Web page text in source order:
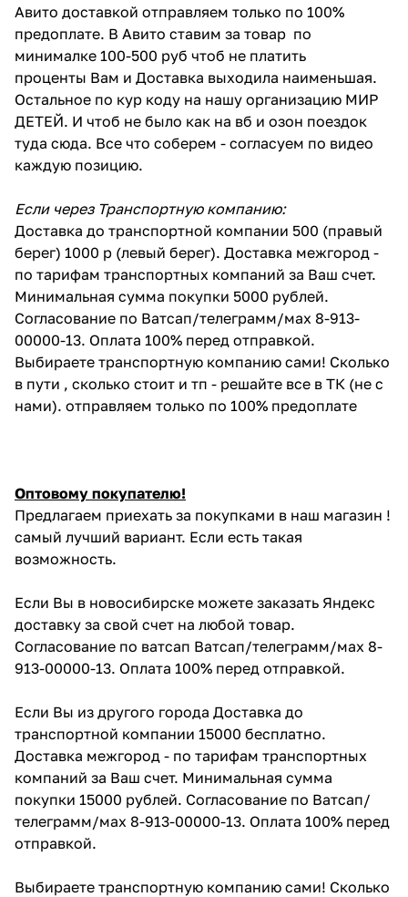
Авито доставкой отправляем только по 100%
предоплате. В Авито ставим за товар по
минималке 100-500 руб чтоб не платить
проценты Вам и Доставка выходила наименьшая.
Остальное по кур коду на нашу организацию МИР
ДЕТЕЙ. И чтоб не было как на вб и озон поездок
туда сюда. Все что соберем - согласуем по видео
каждую позицию.
Если через Транспортную компанию:
Доставка до транспортной компании 500 (правый
берег) 1000 р (левый берег). Доставка межгород -
по тарифам транспортных компаний за Ваш счет.
Минимальная сумма покупки 5000 рублей.
Согласование по Ватсап/телеграмм/мах 8-913-
00000-13. Оплата 100% перед отправкой.
Выбираете транспортную компанию сами! Сколько
в пути , сколько стоит и тп - решайте все в ТК (не с
нами). отправляем только по 100% предоплате
Оптовому покупателю!
Предлагаем приехать за покупками в наш магазин !
самый лучший вариант. Если есть такая
возможность.
Если Вы в новосибирске можете заказать Яндекс
доставку за свой счет на любой товар.
Согласование по ватсап Ватсап/телеграмм/мах 8-
913-00000-13. Оплата 100% перед отправкой.
Если Вы из другого города Доставка до
транспортной компании 15000 бесплатно.
Доставка межгород - по тарифам транспортных
компаний за Ваш счет. Минимальная сумма
покупки 15000 рублей. Согласование по Ватсап/
телеграмм/мах 8-913-00000-13. Оплата 100% перед
отправкой.
Выбираете транспортную компанию сами! Сколько